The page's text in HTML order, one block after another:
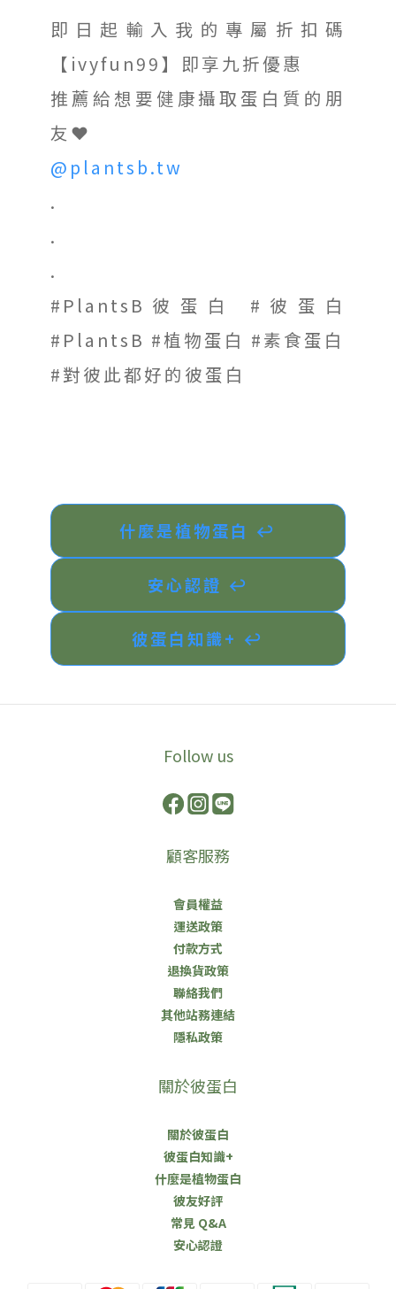
即日起輸入我的專屬折扣碼
【ivyfun99】即享九折優惠
推薦給想要健康攝取蛋白質的朋
友❤️
@plantsb.tw
.
.
.
#PlantsB彼蛋白 #彼蛋白
#PlantsB #植物蛋白 #素食蛋白
#對彼此都好的彼蛋白
什麼是植物蛋白 ↩︎
安心認證 ↩︎
彼蛋白知識+ ↩︎
Follow us
顧客服務
會員權益
運送政策
付款方式
退換貨政策
聯絡我們
其他站務連結
隱私政策
關於彼蛋白
關於彼蛋白
彼蛋白知識+
什麼是植物蛋白
彼友好評
常見 Q&A
安心認證